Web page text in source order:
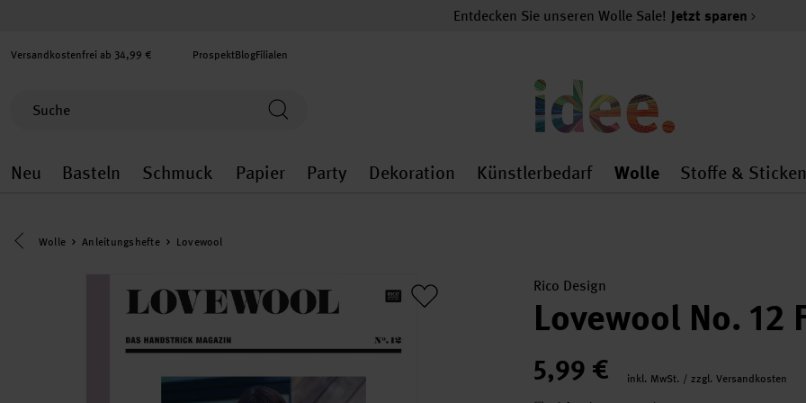
Entdecken Sie unseren Wolle Sale! Jetzt sparen
Versandkostenfrei ab 34,99 € ProspektBlogFilialen
Neu
Neu general.openMenu
Basteln
Basteln general.openMenu
Schmuck
Schmuck general.openMenu
Papier
Papier general.openMenu
Party
Party general.openMenu
Dekoration
Dekoration general.openMenu
Künstlerbedarf
Künstlerbedarf
Wolle
Wolle
Stoffe & Sticken
Eine Kategorie zurück navigieren
Wolle Anleitungshefte Lovewool
Rico Design
Lovewool No. 12
5,99 €
inkl. MwSt. / zzgl. Versandkosten